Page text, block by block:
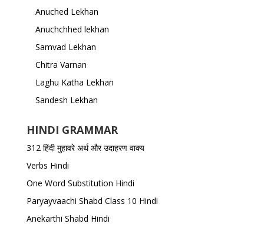
Anuched Lekhan
Anuchchhed lekhan
Samvad Lekhan
Chitra Varnan
Laghu Katha Lekhan
Sandesh Lekhan
HINDI GRAMMAR
312 हिंदी मुहावरे अर्थ और उदाहरण वाक्य
Verbs Hindi
One Word Substitution Hindi
Paryayvaachi Shabd Class 10 Hindi
Anekarthi Shabd Hindi